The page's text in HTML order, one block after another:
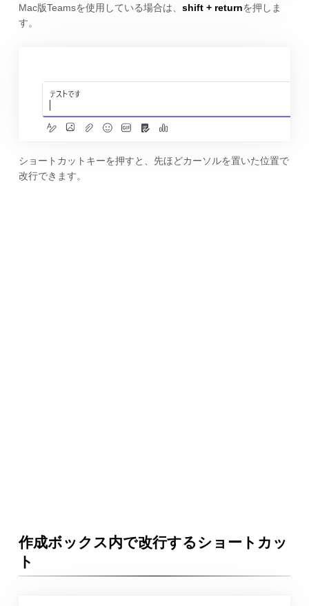
Mac版Teamsを使用している場合は、 shift + returnを押しま
す。
ショートカットキーを押すと、先ほどカーソルを置いた位置で
改行できます。
作成ボックス内で改行するショートカッ
ト